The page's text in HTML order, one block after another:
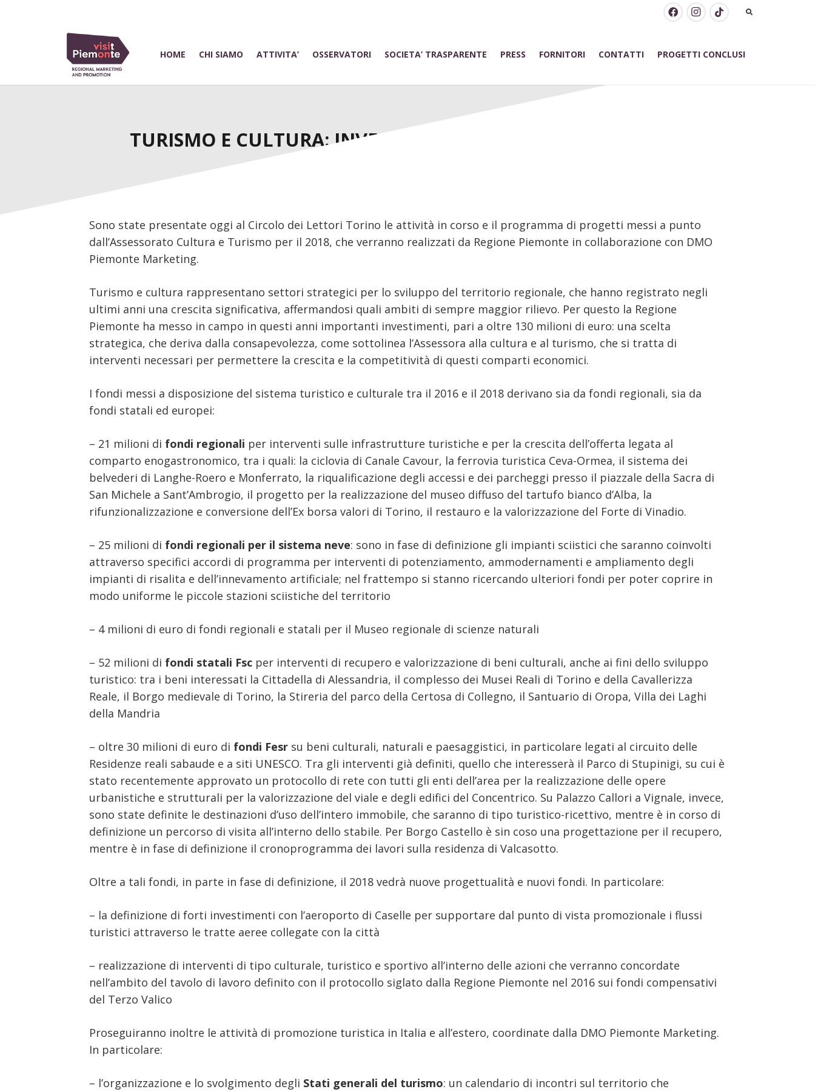
HOME CHI SIAMO ATTIVITA’ OSSERVATORI SOCIETA’ TRASPARENTE PRESS FORNITORI CONTATTI PROGETTI CONCLUSI
TURISMO E CULTURA: INVESTIMENTI E PROGETTI PER IL 2018
Sono state presentate oggi al Circolo dei Lettori Torino le attività in corso e il programma di progetti messi a punto
dall’Assessorato Cultura e Turismo per il 2018, che verranno realizzati da Regione Piemonte in collaborazione con DMO
Piemonte Marketing.
Turismo e cultura rappresentano settori strategici per lo sviluppo del territorio regionale, che hanno registrato negli
ultimi anni una crescita significativa, affermandosi quali ambiti di sempre maggior rilievo. Per questo la Regione
Piemonte ha messo in campo in questi anni importanti investimenti, pari a oltre 130 milioni di euro: una scelta
strategica, che deriva dalla consapevolezza, come sottolinea l’Assessora alla cultura e al turismo, che si tratta di
interventi necessari per permettere la crescita e la competitività di questi comparti economici.
I fondi messi a disposizione del sistema turistico e culturale tra il 2016 e il 2018 derivano sia da fondi regionali, sia da
fondi statali ed europei:
– 21 milioni di fondi regionali per interventi sulle infrastrutture turistiche e per la crescita dell’offerta legata al
comparto enogastronomico, tra i quali: la ciclovia di Canale Cavour, la ferrovia turistica Ceva-Ormea, il sistema dei
belvederi di Langhe-Roero e Monferrato, la riqualificazione degli accessi e dei parcheggi presso il piazzale della Sacra di
San Michele a Sant’Ambrogio, il progetto per la realizzazione del museo diffuso del tartufo bianco d’Alba, la
rifunzionalizzazione e conversione dell’Ex borsa valori di Torino, il restauro e la valorizzazione del Forte di Vinadio.
– 25 milioni di fondi regionali per il sistema neve: sono in fase di definizione gli impianti sciistici che saranno coinvolti
attraverso specifici accordi di programma per interventi di potenziamento, ammodernamenti e ampliamento degli
impianti di risalita e dell’innevamento artificiale; nel frattempo si stanno ricercando ulteriori fondi per poter coprire in
modo uniforme le piccole stazioni sciistiche del territorio
– 4 milioni di euro di fondi regionali e statali per il Museo regionale di scienze naturali
– 52 milioni di fondi statali Fsc per interventi di recupero e valorizzazione di beni culturali, anche ai fini dello sviluppo
turistico: tra i beni interessati la Cittadella di Alessandria, il complesso dei Musei Reali di Torino e della Cavallerizza
Reale, il Borgo medievale di Torino, la Stireria del parco della Certosa di Collegno, il Santuario di Oropa, Villa dei Laghi
della Mandria
– oltre 30 milioni di euro di fondi Fesr su beni culturali, naturali e paesaggistici, in particolare legati al circuito delle
Residenze reali sabaude e a siti UNESCO. Tra gli interventi già definiti, quello che interesserà il Parco di Stupinigi, su cui è
stato recentemente approvato un protocollo di rete con tutti gli enti dell’area per la realizzazione delle opere
urbanistiche e strutturali per la valorizzazione del viale e degli edifici del Concentrico. Su Palazzo Callori a Vignale, invece,
sono state definite le destinazioni d’uso dell’intero immobile, che saranno di tipo turistico-ricettivo, mentre è in corso di
definizione un percorso di visita all’interno dello stabile. Per Borgo Castello è sin coso una progettazione per il recupero,
mentre è in fase di definizione il cronoprogramma dei lavori sulla residenza di Valcasotto.
Oltre a tali fondi, in parte in fase di definizione, il 2018 vedrà nuove progettualità e nuovi fondi. In particolare:
– la definizione di forti investimenti con l’aeroporto di Caselle per supportare dal punto di vista promozionale i flussi
turistici attraverso le tratte aeree collegate con la città
– realizzazione di interventi di tipo culturale, turistico e sportivo all’interno delle azioni che verranno concordate
nell’ambito del tavolo di lavoro definito con il protocollo siglato dalla Regione Piemonte nel 2016 sui fondi compensativi
del Terzo Valico
Proseguiranno inoltre le attività di promozione turistica in Italia e all’estero, coordinate dalla DMO Piemonte Marketing.
In particolare:
– l’organizzazione e lo svolgimento degli Stati generali del turismo: un calendario di incontri sul territorio che